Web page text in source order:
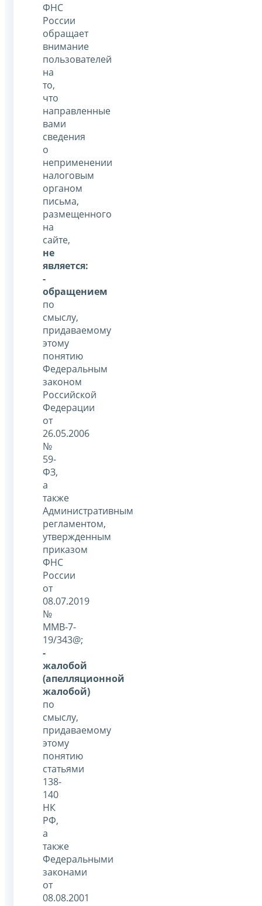
ФНС
России
обращает
внимание
пользователей
на
то,
что
направленные
вами
сведения
о
неприменении
налоговым
органом
письма,
размещенного
на
сайте,
не
является:
-
обращением
по
смыслу,
придаваемому
этому
понятию
Федеральным
законом
Российской
Федерации
от
26.05.2006
№
59-
ФЗ,
а
также
Административным
регламентом,
утвержденным
приказом
ФНС
России
от
08.07.2019
№
ММВ-7-
19/343@;
-
жалобой
(апелляционной
жалобой)
по
смыслу,
придаваемому
этому
понятию
статьями
138-
140
НК
РФ,
а
также
Федеральными
законами
от
08.08.2001